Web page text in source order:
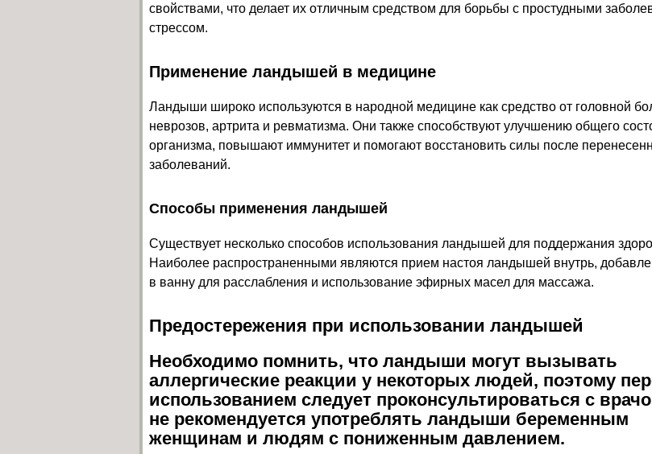
свойствами, что делает их отличным средством для борьбы с простудными
стрессом.
Применение ландышей в медицине
Ландыши широко используются в народной медицине как средство от головной
неврозов, артрита и ревматизма. Они также способствуют улучшению общего
организма, повышают иммунитет и помогают восстановить силы после
заболеваний.
Способы применения ландышей
Существует несколько способов использования ландышей для поддержания
Наиболее распространенными являются прием настоя ландышей внутрь,
в ванну для расслабления и использование эфирных масел для массажа.
Предостережения при использовании ландышей
Необходимо помнить, что ландыши могут вызывать
аллергические реакции у некоторых людей, поэтому
использованием следует проконсультироваться с
не рекомендуется употреблять ландыши беременным
женщинам и людям с пониженным давлением.